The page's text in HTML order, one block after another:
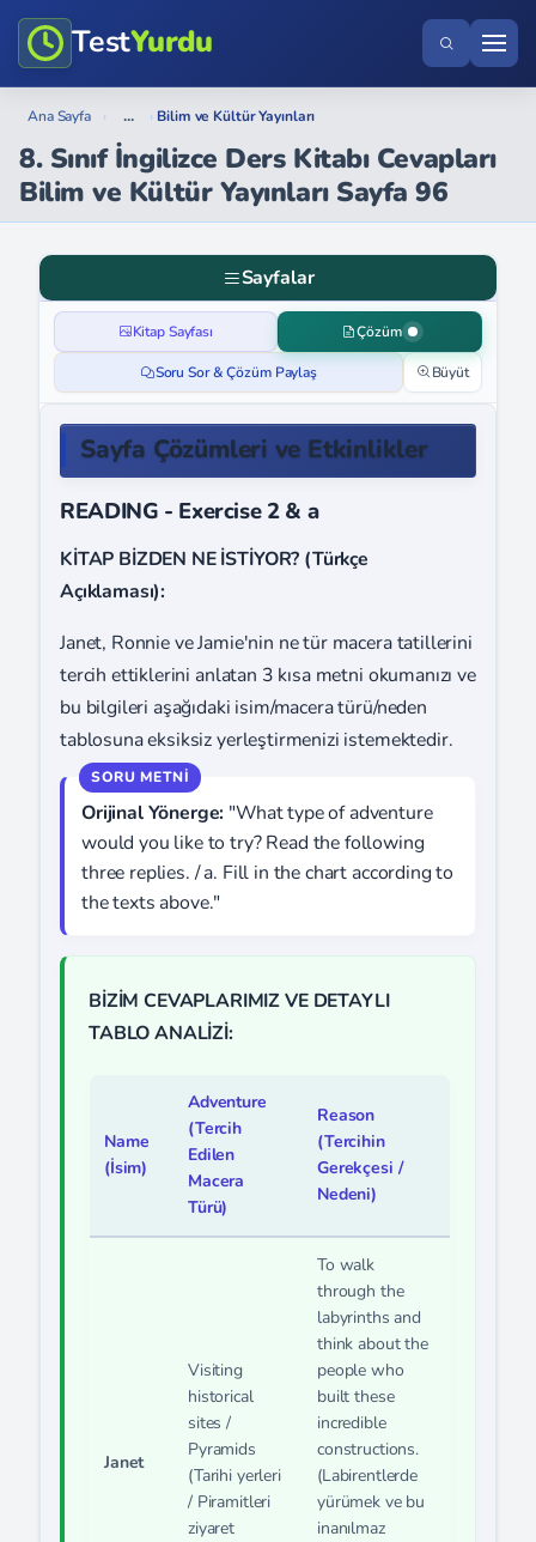
TestYurdu
Ana Sayfa › ... › Bilim ve Kültür Yayınları
8. Sınıf İngilizce Ders Kitabı Cevapları
Bilim ve Kültür Yayınları Sayfa 96
Sayfalar
Kitap Sayfası Çözüm
Soru Sor & Çözüm Paylaş Büyüt
Sayfa Çözümleri ve Etkinlikler
READING - Exercise 2 & a
KİTAP BİZDEN NE İSTİYOR? (Türkçe
Açıklaması):
Janet, Ronnie ve Jamie'nin ne tür macera tatillerini
tercih ettiklerini anlatan 3 kısa metni okumanızı ve
bu bilgileri aşağıdaki isim/macera türü/neden
tablosuna eksiksiz yerleştirmenizi istemektedir.
Orijinal Yönerge: "What type of adventure
would you like to try? Read the following
three replies. / a. Fill in the chart according to
the texts above."
BİZİM CEVAPLARIMIZ VE DETAYLI
TABLO ANALİZİ:
Name
(İsim)
Adventure
(Tercih
Edilen
Macera
Türü)
Reason
(Tercihin
Gerekçesi /
Nedeni)
Janet
Visiting
historical
sites /
Pyramids
(Tarihi yerleri
/ Piramitleri
ziyaret
To walk
through the
labyrinths and
think about the
people who
built these
incredible
constructions.
(Labirentlerde
yürümek ve bu
inanılmaz